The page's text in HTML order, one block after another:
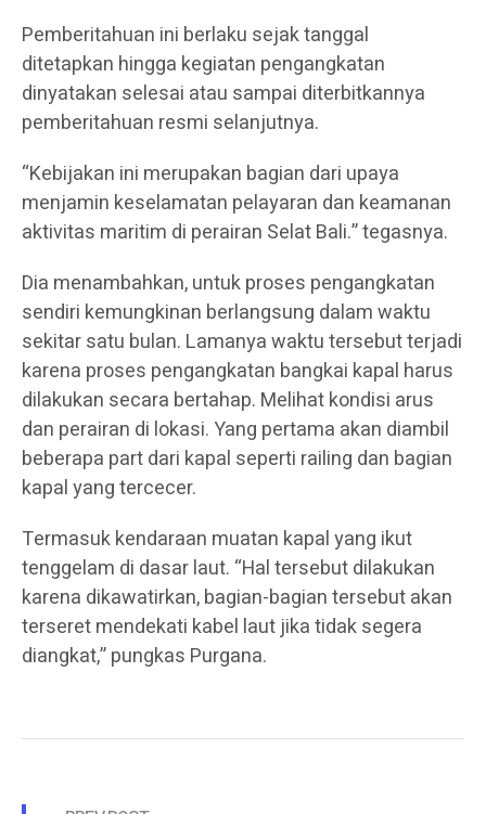
Pemberitahuan ini berlaku sejak tanggal
ditetapkan hingga kegiatan pengangkatan
dinyatakan selesai atau sampai diterbitkannya
pemberitahuan resmi selanjutnya.
“Kebijakan ini merupakan bagian dari upaya
menjamin keselamatan pelayaran dan keamanan
aktivitas maritim di perairan Selat Bali.” tegasnya.
Dia menambahkan, untuk proses pengangkatan
sendiri kemungkinan berlangsung dalam waktu
sekitar satu bulan. Lamanya waktu tersebut terjadi
karena proses pengangkatan bangkai kapal harus
dilakukan secara bertahap. Melihat kondisi arus
dan perairan di lokasi. Yang pertama akan diambil
beberapa part dari kapal seperti railing dan bagian
kapal yang tercecer.
Termasuk kendaraan muatan kapal yang ikut
tenggelam di dasar laut. “Hal tersebut dilakukan
karena dikawatirkan, bagian-bagian tersebut akan
terseret mendekati kabel laut jika tidak segera
diangkat,” pungkas Purgana.